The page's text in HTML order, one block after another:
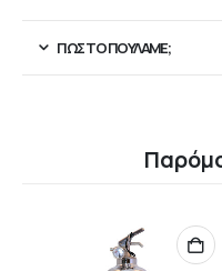
ΠΏΣ ΤΟ ΠΟΥΛΆΜΕ;